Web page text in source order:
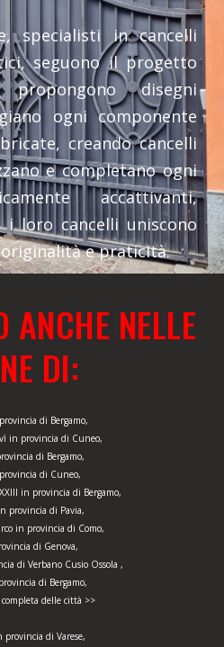
specialisti in cancelli
seguono il progetto
disegni
ogni componente
creando cancelli
e completano ogni
accattivanti,
loro cancelli uniscono
originalità e praticità.
ANCHE NELLE
DI:
di Bergamo,
in provincia di Cuneo,
di Bergamo,
di Cuneo,
in provincia di Bergamo,
provincia di Pavia,
in provincia di Como,
di Genova,
di Verbano Cusio Ossola ,
di Bergamo,
delle città >>
provincia di Varese,